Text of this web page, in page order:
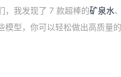
，我发现了 7 款超棒的矿泉水、
模型，你可以轻松做出高质量